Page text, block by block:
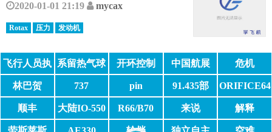
2020-01-01 21:19
mycax
Rotax 压力 发动机
飞行人员执
照
系留热气球 开环控制 中国航展 危机
林巴贺 737 pin 91.435部 ORIFICE64
6953
顺丰 大陆IO-550 R66/B70 来说 解释